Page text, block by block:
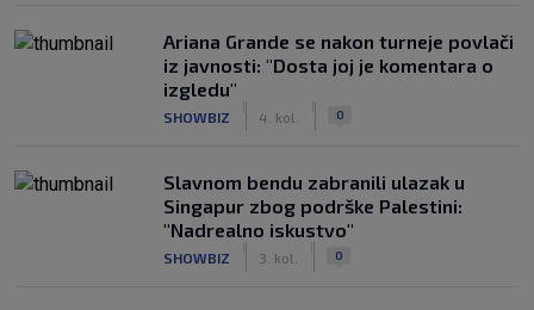
Ariana Grande se nakon turneje povlači
iz javnosti: "Dosta joj je komentara o
izgledu"
SHOWBIZ 4. kol. 0
Slavnom bendu zabranili ulazak u
Singapur zbog podrške Palestini:
"Nadrealno iskustvo"
SHOWBIZ 3. kol. 0